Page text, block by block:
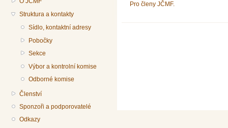
Struktura a kontakty
Sídlo, kontaktní adresy
Pobočky
Sekce
Výbor a kontrolní komise
Odborné komise
Členství
Sponzoři a podporovatelé
Odkazy
Pro členy JČMF.